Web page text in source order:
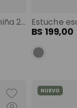
Estuche escolar grande para niña 2 cuerpos tie blanco color: blanco talla: l
BS 199,00
NUEVO